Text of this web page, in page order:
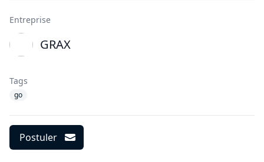
Entreprise
GRAX
Tags
go
Postuler